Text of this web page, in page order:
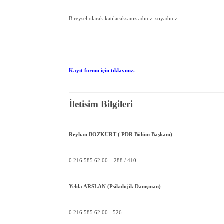
Bireysel olarak katılacaksanız adınızı soyadınızı.
Kayıt formu için tıklayınız.
İletisim Bilgileri
Reyhan BOZKURT ( PDR Bölüm Başkanı)
0 216 585 62 00 – 288 / 410
Yelda ARSLAN (Psikolojik Danışman)
0 216 585 62 00 - 526